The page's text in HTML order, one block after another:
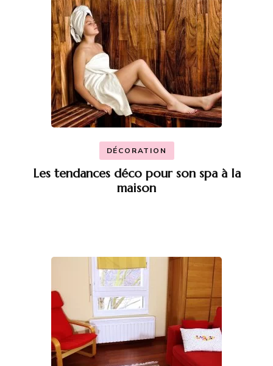
DÉCORATION
Les tendances déco pour son spa à la
maison